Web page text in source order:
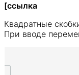
[ссылка
Квадратные
При вводе